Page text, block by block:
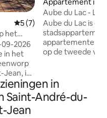
Gemiddelde beoordeling
5 (7)
het
09-2026
in het
Jean, in
door
is het de
en te
Aube du Lac - La
Aube du Lac is
appartementen
op de tweede
complex beschikt
terras en een
gratis toegang
in
Saint-André-du-
Jean